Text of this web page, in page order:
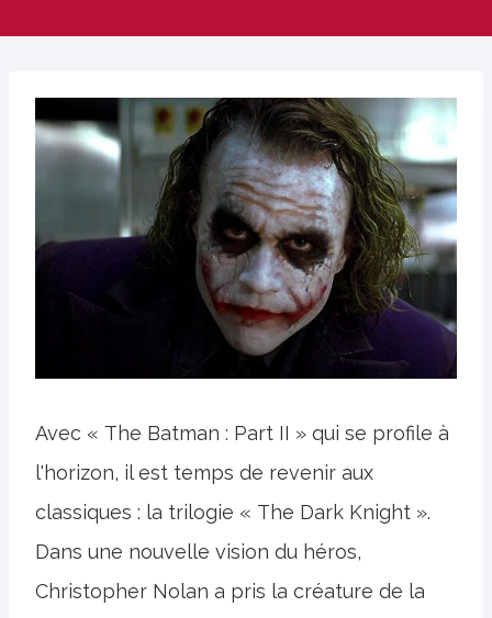
Avec « The Batman : Part II » qui se profile à
l'horizon, il est temps de revenir aux
classiques : la trilogie « The Dark Knight ».
Dans une nouvelle vision du héros,
Christopher Nolan a pris la créature de la